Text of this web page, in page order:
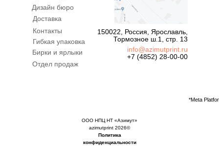
Дизайн бюро
Доставка
Контакты
info@azimutprint.ru
+7 (4852) 28-00-00
ООО НПЦ НТ «Азимут»
azimutprint 2026©
Политика
конфиденциальности
150022, Россия, Ярославль,
Тормозное ш.1, стр. 13
Гибкая упаковка
Бирки и ярлыки
Отдел продаж
*Meta